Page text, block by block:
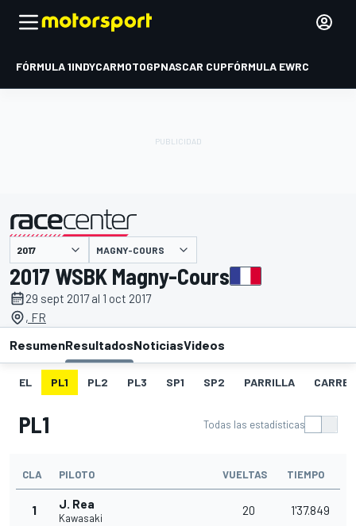
FÓRMULA 1INDYCARMOTOGPNASCAR CUPFÓRMULA EWRC
presentado por MAGNY-COURS
2017 WSBK Magny-Cours
29 sept 2017 al 1 oct 2017
, FR
ResumenResultadosNoticiasVideos
EL PL1 PL2 PL3 SP1 SP2 PARRILLA
PL1 Todas las estadísticas
CLA PILOTO VUELTAS TIEMPO
1 J. Rea
Kawasaki
20 1'37.849